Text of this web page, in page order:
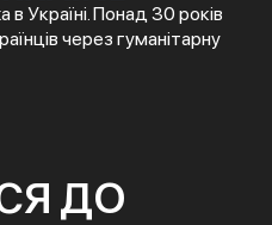
Україні. Понад 30 років
через гуманітарну
ДО